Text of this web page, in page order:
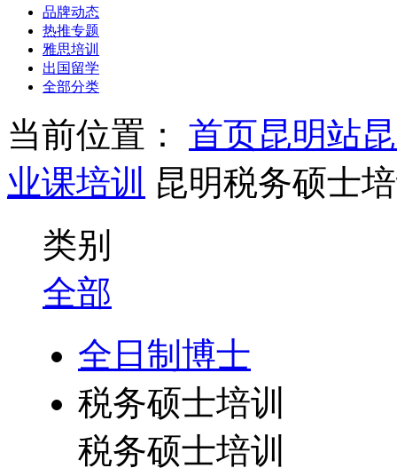
品牌动态
热推专题
雅思培训
出国留学
全部分类
当前位置： 首页昆明站
业课培训
昆明税务硕士
类别
全部
全日制博士
税务硕士培训
税务硕士培训